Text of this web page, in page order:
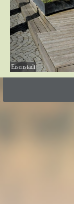
Eisenstadt